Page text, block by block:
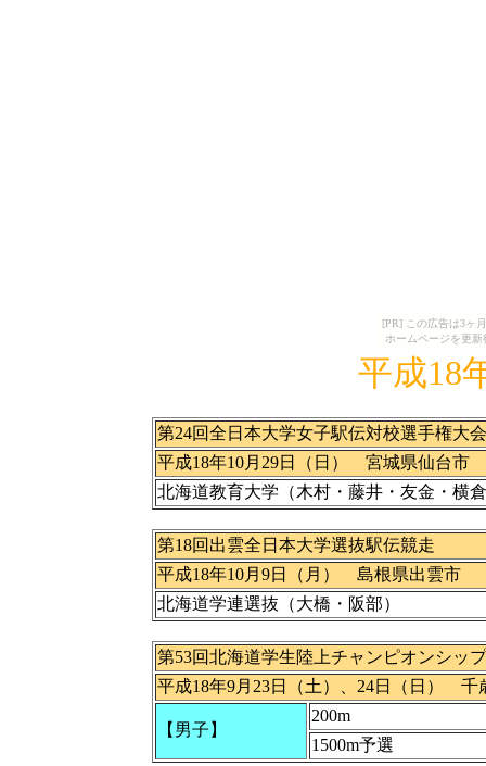
[PR] この広告は3ヶ
ホームページを更
平成18
第24回全日本大学女子駅伝対校選手権大会
平成18年10月29日（日） 宮城県仙台市
北海道教育大学（木村・藤井・友金・横
第18回出雲全日本大学選抜駅伝競走
平成18年10月9日（月） 島根県出雲市
北海道学連選抜（大橋・阪部）
第53回北海道学生陸上チャンピオンシップ
平成18年9月23日（土）、24日（日） 千
【男子】
200m
1500m予選